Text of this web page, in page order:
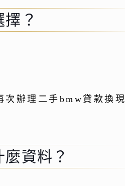
？
次辦理二手bmw貸款換現
資料？